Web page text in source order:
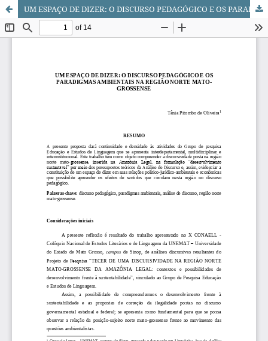
UM ESPAÇO DE DIZER: O DISCURSO PEDAGÓGICO E OS PARADIGMAS AMBIENTAIS NA REGIÃO NORTE MATO-GROSSENSE